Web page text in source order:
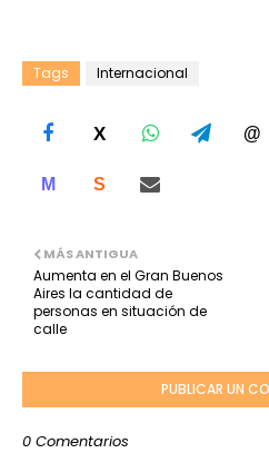
Tags Internacional
X @
M S
MÁS ANTIGUA
Aumenta en el Gran Buenos
Aires la cantidad de
personas en situación de
calle
PUBLICAR UN
0 Comentarios